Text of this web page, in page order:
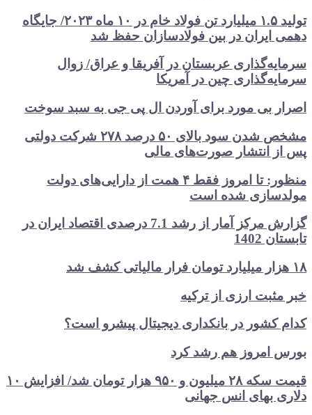
تولید ۱.۵ میلیارد تن فولاد خام در ۱۰ ماه ۲۰۲۳/ جایگاه
ایران در بین فولادسازان حفظ شد
عربستان در آفریقا و عراق/ زوال
چین در آمریکا
بی مورد برای آوردن ال پی جی به سبد سوخت
مشخص شدن سود بالای ۵۰ درصد ۲۷۸ شرکت دولتی
انتشار صورت‌های مالی
منظور: تا امروز فقط ۴ همت از دارایی‌های دولت
شده است
گزارش مرکز آمار از رشد 7.1 درصدی اقتصاد ایران در
1402
ارزی از ترکیه
کشور در بانکداری دیجیتال پیشرو است؟
امروز هم رشد کرد
قیمت سکه ۲۸ میلیون و ۹۵۰ هزار تومان شد/ افزایش ۱۰
بهای انس جهانی